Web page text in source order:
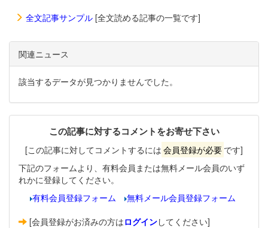
全文記事サンプル [全文読める記事の一覧です]
関連ニュース
該当するデータが見つかりませんでした。
この記事に対するコメントをお寄せ下さい
[この記事に対してコメントするには 会員登録が必要 です]
下記のフォームより、有料会員または無料メール会員のいず
れかに登録してください。
有料会員登録フォーム
無料メール会員登録フォーム
[会員登録がお済みの方はログインしてください]